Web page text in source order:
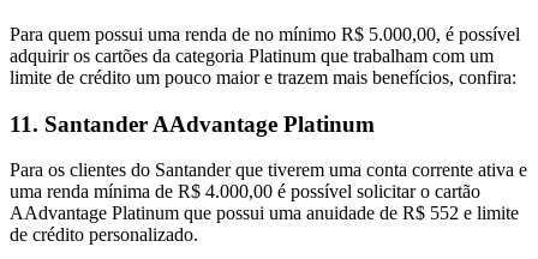
Para quem possui uma renda de no mínimo R$ 5.000,00, é possível
adquirir os cartões da categoria Platinum que trabalham com um
limite de crédito um pouco maior e trazem mais benefícios, confira:
11. Santander AAdvantage Platinum
Para os clientes do Santander que tiverem uma conta corrente ativa e
uma renda mínima de R$ 4.000,00 é possível solicitar o cartão
AAdvantage Platinum que possui uma anuidade de R$ 552 e limite
de crédito personalizado.